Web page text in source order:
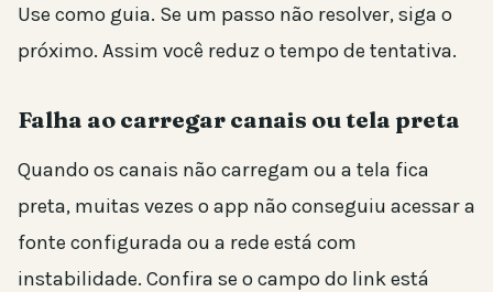
Use como guia. Se um passo não resolver, siga o
próximo. Assim você reduz o tempo de tentativa.
Falha ao carregar canais ou tela preta
Quando os canais não carregam ou a tela fica
preta, muitas vezes o app não conseguiu acessar a
fonte configurada ou a rede está com
instabilidade. Confira se o campo do link está